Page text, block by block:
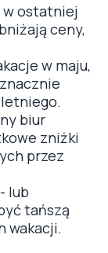
w ostatniej
ceny,
w maju,
biur
zniżki
przez
lub
tańszą
wakacji.